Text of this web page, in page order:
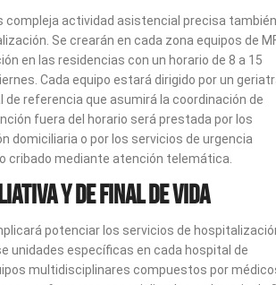
compleja actividad asistencial precisa
Se crearán en cada zona equipos de
en las residencias con un horario de 8 a 15
Cada equipo estará dirigido por un
de referencia que asumirá la coordinación de
fuera del horario será prestada por los
domiciliaria o por los servicios de urgencia
cribado mediante atención telemática.
y de final de vida
potenciar los servicios de
unidades específicas en cada hospital de
multidisciplinares compuestos por